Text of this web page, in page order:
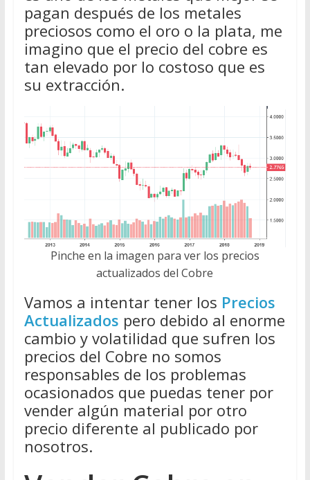
pagan después de los metales
preciosos como el oro o la plata, me
imagino que el precio del cobre es
tan elevado por lo costoso que es
su extracción.
Pinche en la imagen para ver los precios
actualizados del Cobre
Vamos a intentar tener los Precios
Actualizados pero debido al enorme
cambio y volatilidad que sufren los
precios del Cobre no somos
responsables de los problemas
ocasionados que puedas tener por
vender algún material por otro
precio diferente al publicado por
nosotros.